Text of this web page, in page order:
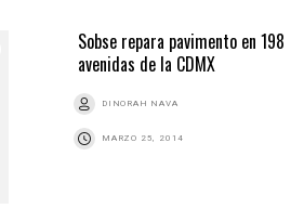
Sobse repara pavimento en 198
avenidas de la CDMX
DINORAH NAVA
MARZO 25, 2014